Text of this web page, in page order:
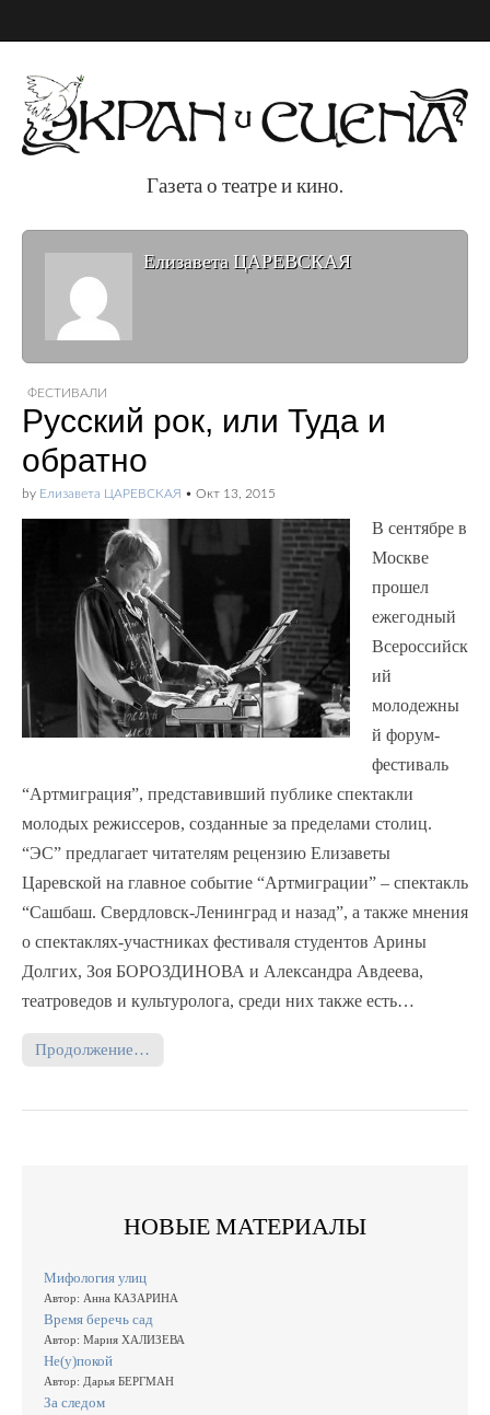
Газета о театре и
кино.
Газета о театре и кино.
Елизавета ЦАРЕВСКАЯ
ФЕСТИВАЛИ
Русский рок, или Туда и
обратно
by Елизавета ЦАРЕВСКАЯ • Окт 13, 2015
В сентябре в
Москве
прошел
ежегодный
Всероссийск
ий
молодежны
й форум-
фестиваль
“Артмиграция”, представивший публике спектакли
молодых режиссеров, созданные за пределами столиц.
“ЭС” предлагает читателям рецензию Елизаветы
Царевской на главное событие “Артмиграции” – спектакль
“Сашбаш. Свердловск-Ленинград и назад”, а также мнения
о спектаклях-участниках фестиваля студентов Арины
Долгих, Зоя БОРОЗДИНОВА и Александра Авдеева,
театроведов и культуролога, среди них также есть…
Продолжение…
НОВЫЕ МАТЕРИАЛЫ
Мифология улиц
Автор: Анна КАЗАРИНА
Время беречь сад
Автор: Мария ХАЛИЗЕВА
Не(у)покой
Автор: Дарья БЕРГМАН
За следом